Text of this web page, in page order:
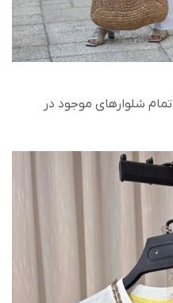
شلوارهای موجود در